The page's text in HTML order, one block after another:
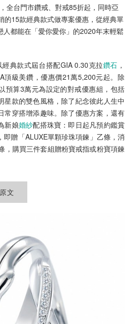
預約來店
全台門市鑽戒、對戒85折起，同時亞
的15款經典款式做專案優惠，從經典單
人都能在「愛你愛你」的2020年末輕鬆
典款式屆台搭配GIA 0.30克拉鑽石 ，
頂級美鑽，優惠價21萬5,200元起。除
預算3萬元為設定的對戒優惠組，包括
星款的雙色風格，除了紀念彼此人生中
常穿搭增添趣味。除了優惠方案，還有
新娘婚紗配搭珠寶：即日起凡預約鑑賞
即贈「ALUXE單顆珍珠項鍊」乙條，消
，購買三件套組贈粉寶戒指或粉寶項鍊
文